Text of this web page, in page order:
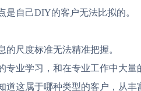
自己DIY的客户无法比拟的。
尺度标准无法精准把握。
专业学习，和在专业工作中大
道这属于哪种类型的客户，从